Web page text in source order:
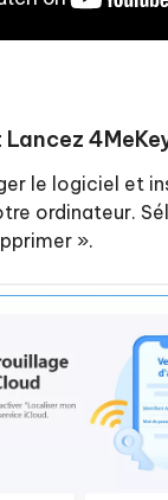
le logiciel et
ordinateur.
».